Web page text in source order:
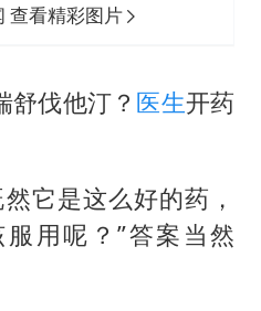
查看精彩图片
舒伐他汀？ 医生开药
它是这么好的药，
用呢？”答案当然